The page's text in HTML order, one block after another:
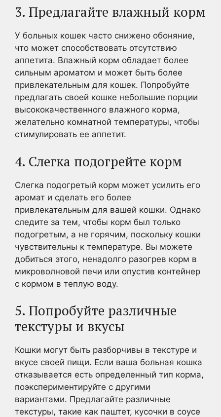
3. Предлагайте влажный корм
У больных кошек часто снижено обоняние,
что может способствовать отсутствию
аппетита. Влажный корм обладает более
сильным ароматом и может быть более
привлекательным для кошек. Попробуйте
предлагать своей кошке небольшие порции
высококачественного влажного корма,
желательно комнатной температуры, чтобы
стимулировать ее аппетит.
4. Слегка подогрейте корм
Слегка подогретый корм может усилить его
аромат и сделать его более
привлекательным для вашей кошки. Однако
следите за тем, чтобы корм был только
подогретым, а не горячим, поскольку кошки
чувствительны к температуре. Вы можете
добиться этого, ненадолго разогрев корм в
микроволновой печи или опустив контейнер
с кормом в теплую воду.
5. Попробуйте различные
текстуры и вкусы
Кошки могут быть разборчивы в текстуре и
вкусе своей пищи. Если ваша больная кошка
отказывается есть определенный тип корма,
поэкспериментируйте с другими
вариантами. Предлагайте различные
текстуры, такие как паштет, кусочки в соусе